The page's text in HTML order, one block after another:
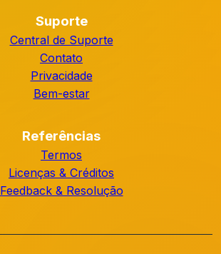
Suporte
Central de Suporte
Contato
Privacidade
Bem-estar
Referências
Termos
Licenças & Créditos
Feedback & Resolução